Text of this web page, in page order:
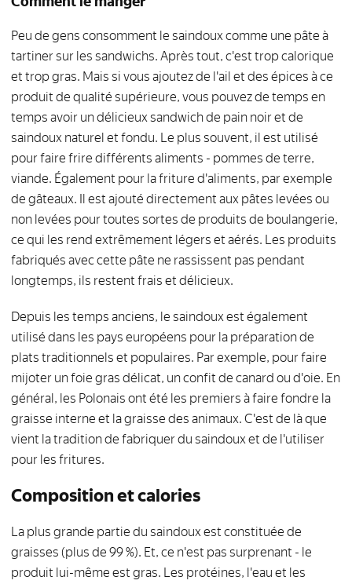
Peu de gens consomment le saindoux comme une pâte à
tartiner sur les sandwichs. Après tout, c'est trop calorique
et trop gras. Mais si vous ajoutez de l'ail et des épices à ce
produit de qualité supérieure, vous pouvez de temps en
temps avoir un délicieux sandwich de pain noir et de
saindoux naturel et fondu. Le plus souvent, il est utilisé
pour faire frire différents aliments - pommes de terre,
viande. Également pour la friture d'aliments, par exemple
de gâteaux. Il est ajouté directement aux pâtes levées ou
non levées pour toutes sortes de produits de boulangerie,
ce qui les rend extrêmement légers et aérés. Les produits
fabriqués avec cette pâte ne rassissent pas pendant
longtemps, ils restent frais et délicieux.
Depuis les temps anciens, le saindoux est également
utilisé dans les pays européens pour la préparation de
plats traditionnels et populaires. Par exemple, pour faire
mijoter un foie gras délicat, un confit de canard ou d'oie. En
général, les Polonais ont été les premiers à faire fondre la
graisse interne et la graisse des animaux. C'est de là que
vient la tradition de fabriquer du saindoux et de l'utiliser
pour les fritures.
Composition et calories
La plus grande partie du saindoux est constituée de
graisses (plus de 99 %). Et, ce n'est pas surprenant - le
produit lui-même est gras. Les protéines, l'eau et les